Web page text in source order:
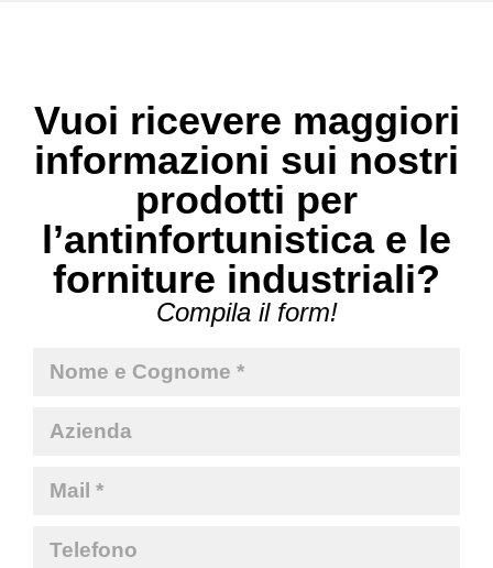
Vuoi ricevere maggiori
informazioni sui nostri
prodotti per
l’antinfortunistica e le
forniture industriali?
Compila il form!